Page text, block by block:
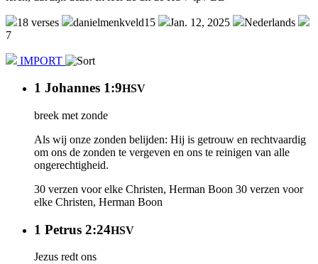
18 verses danielmenkveld15 Jan. 12, 2025
Nederlands
7
IMPORT
1 Johannes 1:9HSV
breek met zonde
Als wij onze zonden belijden: Hij is getrouw en rechtvaardig
om ons de zonden te vergeven en ons te reinigen van alle
ongerechtigheid.
30 verzen voor elke Christen, Herman Boon 30 verzen voor
elke Christen, Herman Boon
1 Petrus 2:24HSV
Jezus redt ons